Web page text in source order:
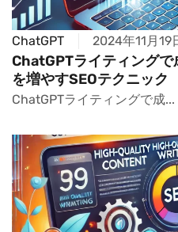
ChatGPT 2024年11月19
ChatGPTライティング
を増やすSEOテクニック
ChatGPTライティングで成...